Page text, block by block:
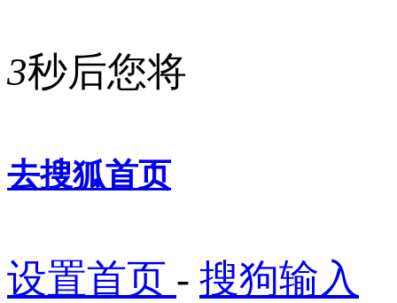
3秒后您将
去搜狐首页
设置首页 - 搜狗输入